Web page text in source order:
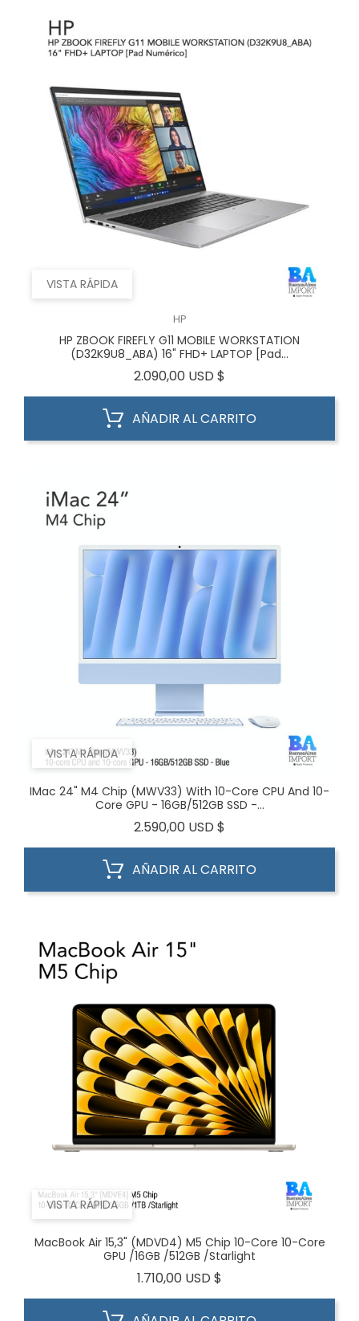
VISTA RÁPIDA
HP
HP ZBOOK FIREFLY G11 MOBILE WORKSTATION
(D32K9U8_ABA) 16" FHD+ LAPTOP [Pad...
2.090,00 USD $
AÑADIR AL CARRITO
VISTA RÁPIDA
IMac 24" M4 Chip (MWV33) With 10-Core CPU And 10-
Core GPU - 16GB/512GB SSD -...
2.590,00 USD $
AÑADIR AL CARRITO
VISTA RÁPIDA
MacBook Air 15,3" (MDVD4) M5 Chip 10-Core 10-Core
GPU /16GB /512GB /Starlight
1.710,00 USD $